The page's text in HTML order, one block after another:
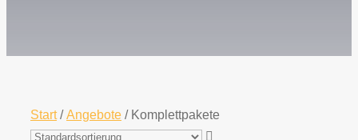
Start/Angebote / Komplettpakete